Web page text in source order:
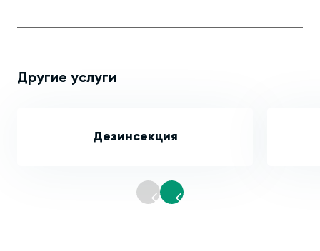
Другие услуги
Дезинсекция